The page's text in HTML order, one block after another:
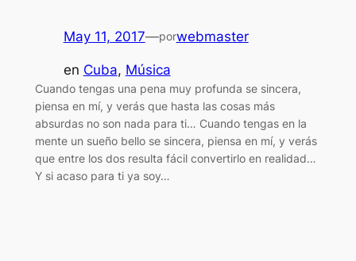
May 11, 2017—porwebmaster
en Cuba, Música
Cuando tengas una pena muy profunda se sincera,
piensa en mí, y verás que hasta las cosas más
absurdas no son nada para ti… Cuando tengas en la
mente un sueño bello se sincera, piensa en mí, y verás
que entre los dos resulta fácil convertirlo en realidad…
Y si acaso para ti ya soy…